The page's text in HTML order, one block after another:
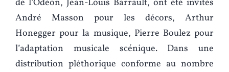
de l’Odéon, Jean-Louis Barrault, ont été invités
André Masson pour les décors, Arthur
Honegger pour la musique, Pierre Boulez pour
l’adaptation musicale scénique. Dans une
distribution pléthorique conforme au nombre